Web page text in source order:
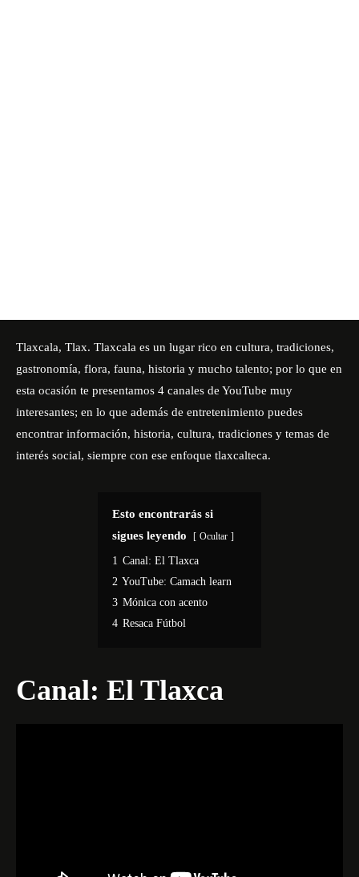
Tlaxcala, Tlax. Tlaxcala es un lugar rico en cultura, tradiciones,
gastronomía, flora, fauna, historia y mucho talento; por lo que en
esta ocasión te presentamos 4 canales de YouTube muy
interesantes; en lo que además de entretenimiento puedes
encontrar información, historia, cultura, tradiciones y temas de
interés social, siempre con ese enfoque tlaxcalteca.
Esto encontrarás si
sigues leyendo
Ocultar
1 Canal: El Tlaxca
2 YouTube: Camach learn
3 Mónica con acento
4 Resaca Fútbol
Canal: El Tlaxca